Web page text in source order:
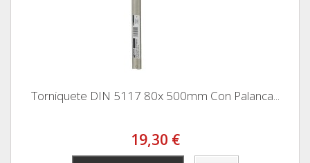
Torniquete DIN 5117 80x 500mm Con Palanca...
19,30 €